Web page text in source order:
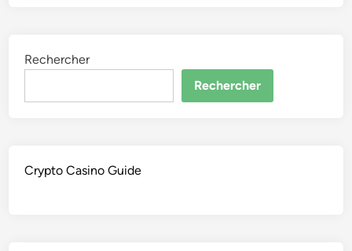
Rechercher
Rechercher
Crypto Casino Guide